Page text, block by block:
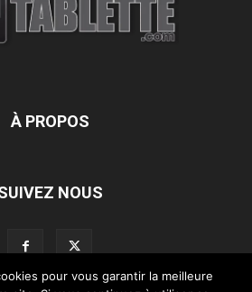
À PROPOS
NOUS
pour vous garantir la meilleure